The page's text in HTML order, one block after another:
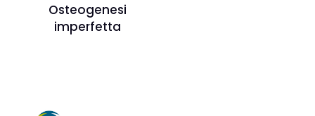
Osteogenesi
imperfetta